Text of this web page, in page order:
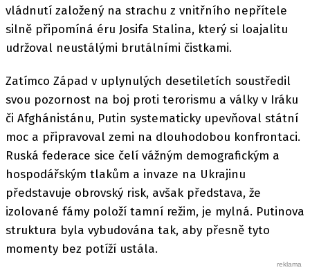
vládnutí založený na strachu z vnitřního nepřítele
silně připomíná éru Josifa Stalina, který si loajalitu
udržoval neustálými brutálními čistkami.
Zatímco Západ v uplynulých desetiletích soustředil
svou pozornost na boj proti terorismu a války v Iráku
či Afghánistánu, Putin systematicky upevňoval státní
moc a připravoval zemi na dlouhodobou konfrontaci.
Ruská federace sice čelí vážným demografickým a
hospodářským tlakům a invaze na Ukrajinu
představuje obrovský risk, avšak představa, že
izolované fámy položí tamní režim, je mylná. Putinova
struktura byla vybudována tak, aby přesně tyto
momenty bez potíží ustála.